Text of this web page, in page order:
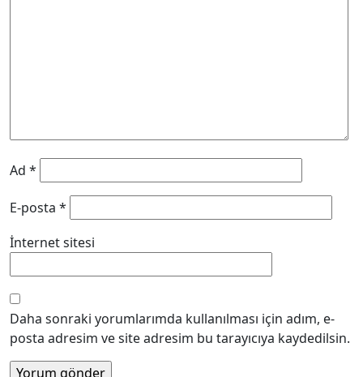
Ad *
E-posta *
İnternet sitesi
Daha sonraki yorumlarımda kullanılması için adım, e-
posta adresim ve site adresim bu tarayıcıya kaydedilsin.